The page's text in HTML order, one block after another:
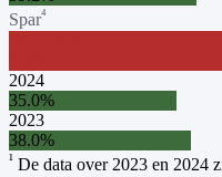
Spar⁴
2024
35.0%
2023
38.0%
¹ De data over 2023 en 2024